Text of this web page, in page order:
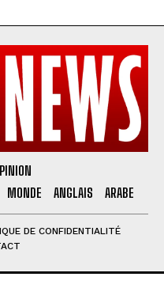
MONDE ANGLAIS ARABE
DE CONFIDENTIALITÉ